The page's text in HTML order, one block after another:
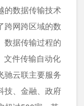
的数据传输技术
跨网跨区域的数
数据传输过程的
文件传输自动化
驰云联主要服务
技、金融、政府